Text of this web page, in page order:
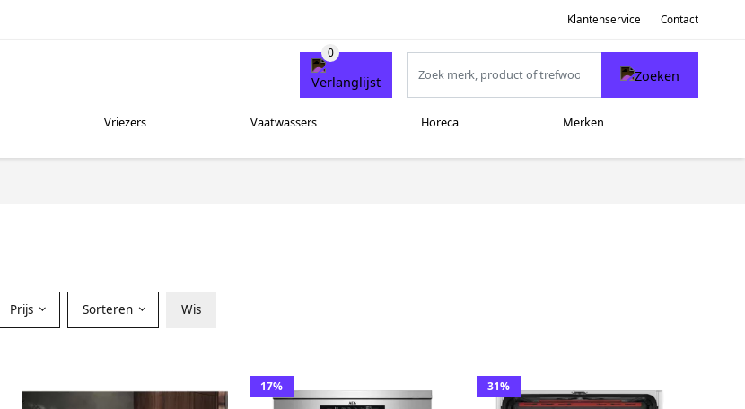
Klantenservice Contact
Vriezers Vaatwassers Horeca Merken
Prijs Sorteren Wis
17% 31%